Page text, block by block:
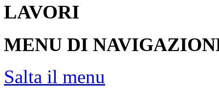
LAVORI
MENU DI
Salta il menu